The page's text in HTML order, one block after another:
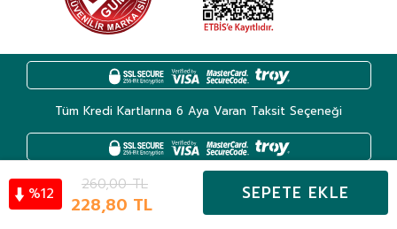
%12 260,00TL
228,80 TL SEPETE EKLE
Tüm Kredi Kartlarına 6 Aya Varan Taksit Seçeneği
Kategoriler Hesabım Favoriler Sepet